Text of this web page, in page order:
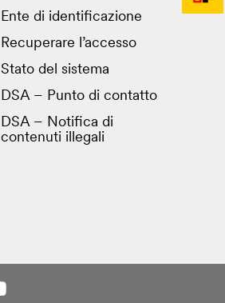
Ente di identificazione
Recuperare l’accesso
Stato del sistema
DSA – Punto di contatto
DSA – Notifica di
contenuti illegali